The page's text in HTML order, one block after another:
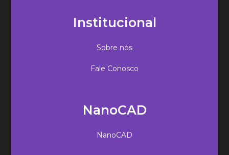
Institucional
Sobre nós
Fale Conosco
NanoCAD
NanoCAD